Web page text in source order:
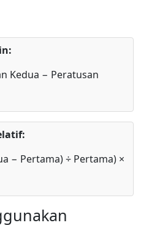
Kedua − Peratusan
− Pertama) ÷ Pertama) ×